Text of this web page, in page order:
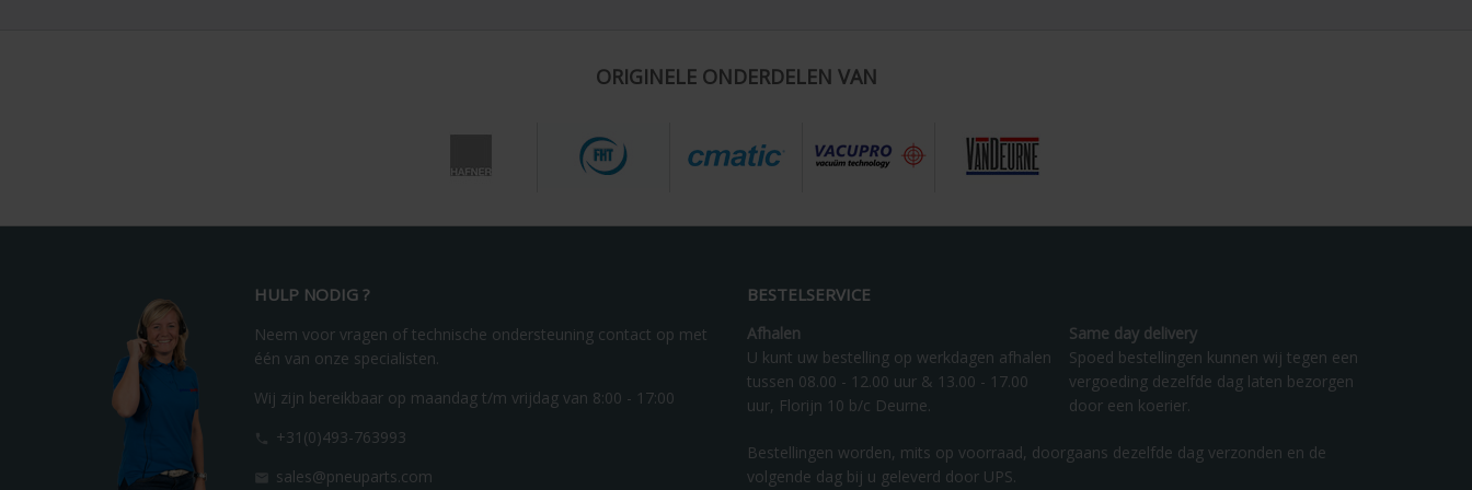
ORIGINELE ONDERDELEN VAN
HULP NODIG ?
Neem voor vragen of technische ondersteuning contact op met
één van onze specialisten.
Wij zijn bereikbaar op maandag t/m vrijdag van 8:00 - 17:00
+31(0)493-763993
sales@pneuparts.com
BESTELSERVICE
Afhalen
U kunt uw bestelling op werkdagen afhalen
tussen 08.00 - 12.00 uur & 13.00 - 17.00
uur, Florijn 10 b/c Deurne.
Same day delivery
Spoed bestellingen kunnen wij tegen een
vergoeding dezelfde dag laten bezorgen
door een koerier.
Bestellingen worden, mits op voorraad, doorgaans dezelfde dag verzonden en de
volgende dag bij u geleverd door UPS.